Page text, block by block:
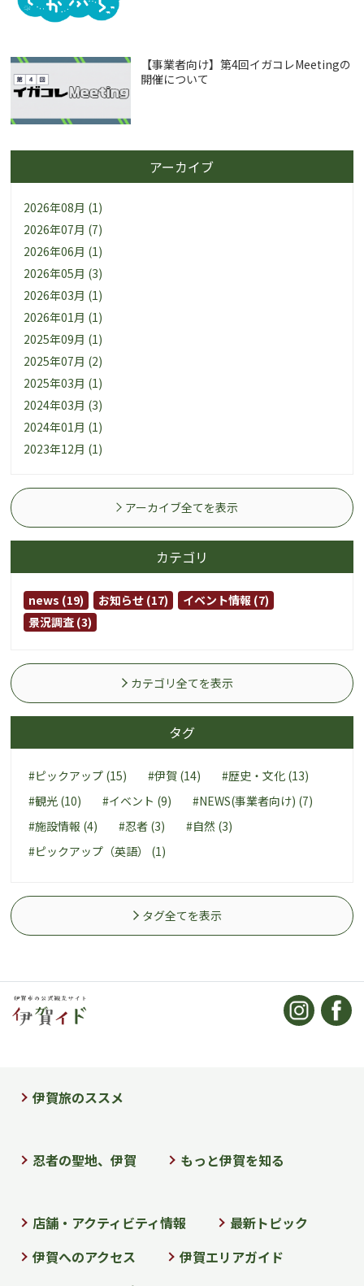
【事業者向け】第4回イガコレMeetingの
開催について
アーカイブ
2026年08月 (1)
2026年07月 (7)
2026年06月 (1)
2026年05月 (3)
2026年03月 (1)
2026年01月 (1)
2025年09月 (1)
2025年07月 (2)
2025年03月 (1)
2024年03月 (3)
2024年01月 (1)
2023年12月 (1)
アーカイブ全てを表示
カテゴリ
news (19) お知らせ (17)
イベント情報 (7)
景況調査 (3)
カテゴリ全てを表示
タグ
#ピックアップ (15) #伊賀 (14)
#歴史・文化 (13)
#観光 (10)
#イベント (9)
#NEWS(事業者向け) (7)
#施設情報 (4)
#忍者 (3)
#自然 (3)
#ピックアップ（英語） (1)
タグ全てを表示
伊賀旅のススメ
忍者の聖地、伊賀 もっと伊賀を知る
店舗・アクティビティ情報
最新トピック
伊賀へのアクセス
伊賀エリアガイド